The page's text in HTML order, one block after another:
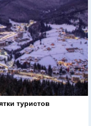
туристов